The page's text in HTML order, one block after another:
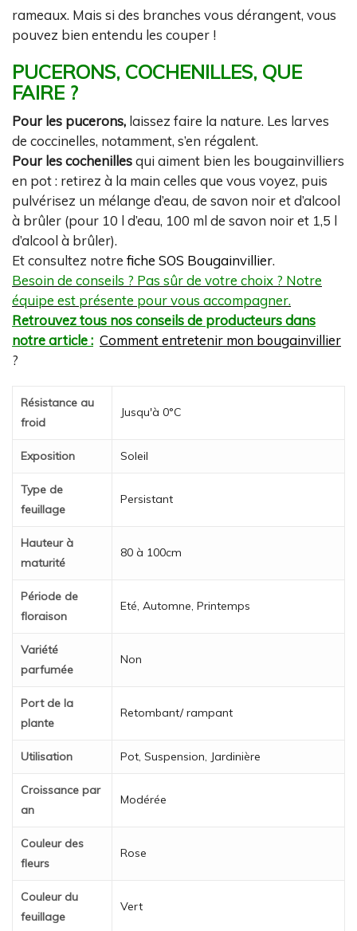
rameaux. Mais si des branches vous dérangent, vous
pouvez bien entendu les couper !
PUCERONS, COCHENILLES, QUE
FAIRE ?
Pour les pucerons, laissez faire la nature. Les larves
de coccinelles, notamment, s’en régalent.
Pour les cochenillesqui aiment bien les bougainvilliers
en pot : retirez à la main celles que vous voyez, puis
pulvérisez un mélange d’eau, de savon noir et d’alcool
à brûler (pour 10 l d’eau, 100 ml de savon noir et 1,5 l
d’alcool à brûler).
Et consultez notre fiche SOS Bougainvillier.
Besoin de conseils ? Pas sûr de votre choix ? Notre
équipe est présente pour vous accompagner.
Retrouvez tous nos conseils de producteurs dans
notre article : Comment entretenir mon bougainvillier
?
Résistance au
froid
Jusqu'à 0°C
Exposition Soleil
Type de
feuillage
Persistant
Hauteur à
maturité
80 à 100cm
Période de
floraison
Eté, Automne, Printemps
Variété
parfumée
Non
Port de la
plante
Retombant/ rampant
Utilisation Pot, Suspension, Jardinière
Croissance par
an
Modérée
Couleur des
fleurs
Rose
Couleur du
feuillage
Vert